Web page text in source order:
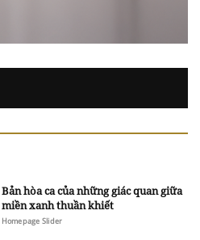
Bản hòa ca của những giác quan giữa
miền xanh thuần khiết
Homepage Slider